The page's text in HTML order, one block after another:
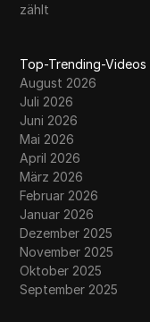
zählt
Top-Trending-Videos
August 2026
Juli 2026
Juni 2026
Mai 2026
April 2026
März 2026
Februar 2026
Januar 2026
Dezember 2025
November 2025
Oktober 2025
September 2025